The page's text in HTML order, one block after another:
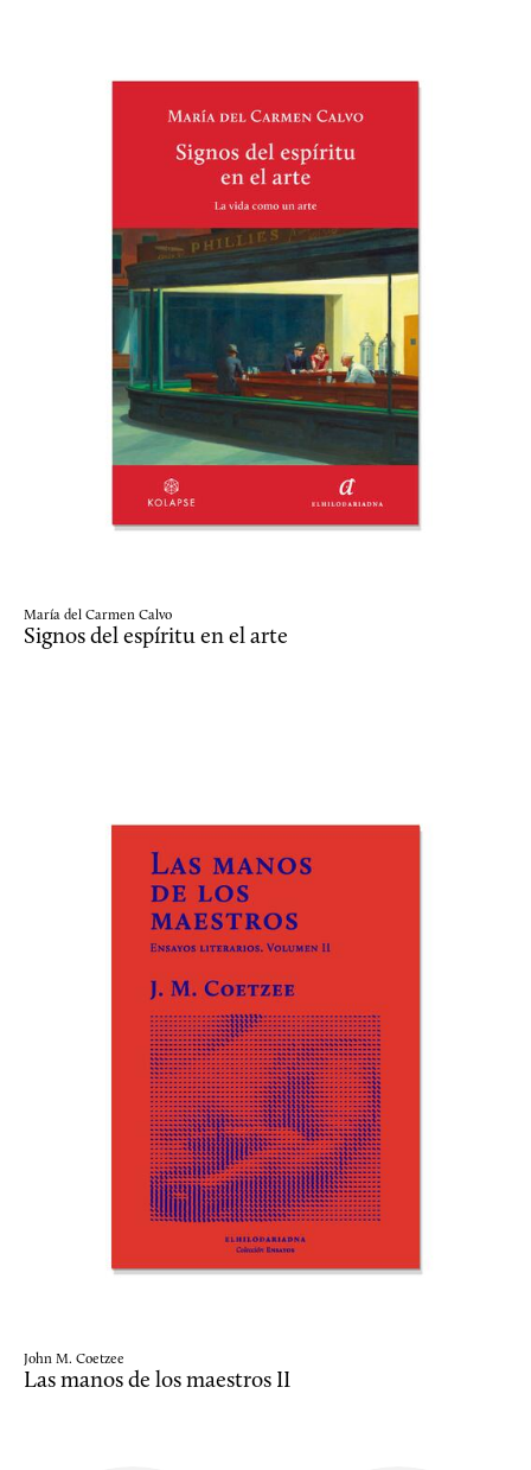
María del Carmen Calvo
Signos del espíritu en el arte
John M. Coetzee
Las manos de los maestros II